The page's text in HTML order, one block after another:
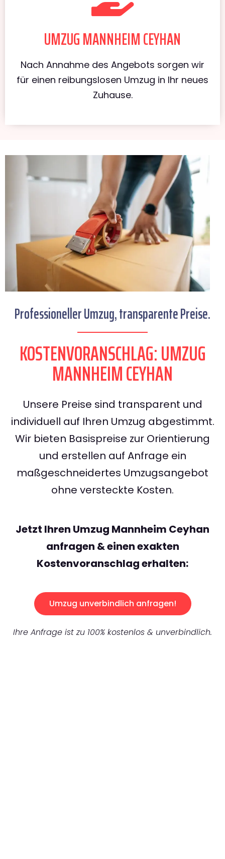
UMZUG MANNHEIM CEYHAN
Nach Annahme des Angebots sorgen wir
für einen reibungslosen Umzug in Ihr neues
Zuhause.
Professioneller Umzug, transparente Preise.
KOSTENVORANSCHLAG: UMZUG
MANNHEIM CEYHAN
Unsere Preise sind transparent und
individuell auf Ihren Umzug abgestimmt.
Wir bieten Basispreise zur Orientierung
und erstellen auf Anfrage ein
maßgeschneidertes Umzugsangebot
ohne versteckte Kosten.
Jetzt Ihren Umzug Mannheim Ceyhan
anfragen & einen exakten
Kostenvoranschlag erhalten:
Umzug unverbindlich anfragen!
Ihre Anfrage ist zu 100% kostenlos & unverbindlich.